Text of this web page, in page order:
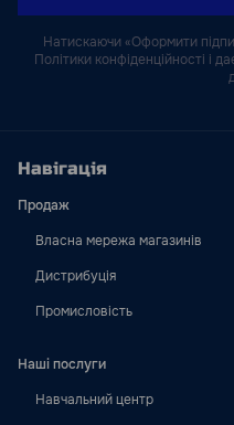
Натискаючи «Оформити
Політики конфіденційності і
Навігація
Продаж
Власна мережа магазинів
Дистрибуція
Промисловість
Наші послуги
Навчальний центр